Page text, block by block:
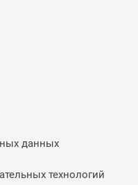
данных
технологий